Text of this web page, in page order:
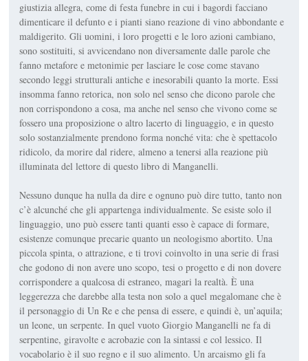
giustizia allegra, come di festa funebre in cui i bagordi facciano
dimenticare il defunto e i pianti siano reazione di vino abbondante e
maldigerito. Gli uomini, i loro progetti e le loro azioni cambiano,
sono sostituiti, si avvicendano non diversamente dalle parole che
fanno metafore e metonimie per lasciare le cose come stavano
secondo leggi strutturali antiche e inesorabili quanto la morte. Essi
in­somma fanno retorica, non solo nel senso che dicono parole che
non corrispondono a cosa, ma anche nel senso che vivono come se
fossero una proposizione o altro lacerto di linguaggio, e in questo
solo sostanzial­mente prendono forma nonché vita: che è spettacolo
ridicolo, da morire dal ridere, almeno a tenersi alla reazione più
illuminata del lettore di questo libro di Manganelli.
Nessuno dunque ha nulla da dire e ognuno può dire tutto, tanto non
c’è alcunché che gli appartenga individualmente. Se esiste solo il
linguag­gio, uno può essere tanti quanti esso è capace di formare,
esistenze co­munque precarie quanto un neologismo abortito. Una
piccola spinta, o attrazione, e ti trovi coinvolto in una serie di frasi
che godono di non avere uno scopo, tesi o progetto e di non dovere
corrispondere a qual­cosa di estraneo, magari la realtà. È una
leggerezza che darebbe alla testa non solo a quel megalomane che è
il personaggio diUn Re e che pensa di essere, e quindi è, un’aquila;
un leone, un serpente. In quel vuoto Giorgio Manganelli ne fa di
serpentine, giravolte e acrobazie con la sintassi e col lessico. Il
vocabolario è il suo regno e il suo alimento. Un arcaismo gli fa